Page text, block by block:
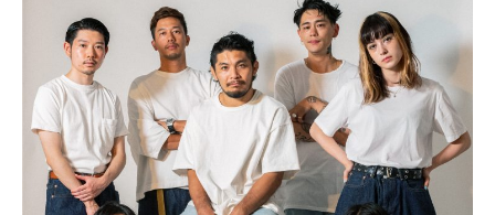
FASHION
BEAUTY
GOODS
FOOD